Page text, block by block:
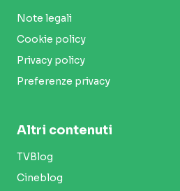
Note legali
Cookie policy
Privacy policy
Preferenze privacy
Altri contenuti
TVBlog
Cineblog